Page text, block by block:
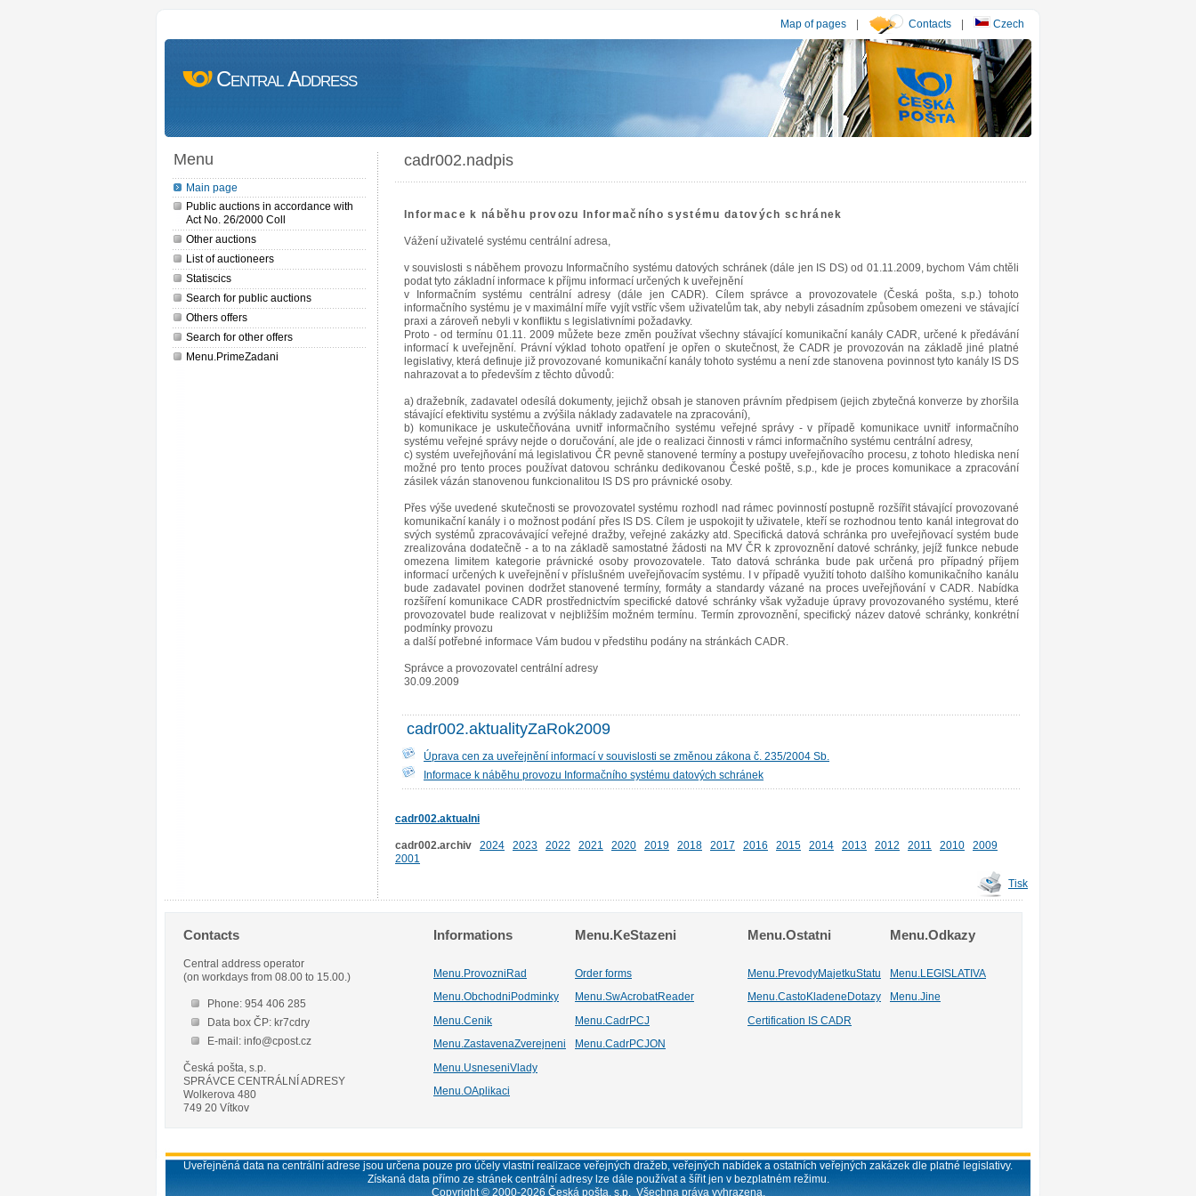
Map of pages | Contacts | Czech
Central Address
Menu
Main page
Public auctions in accordance with
Act No. 26/2000 Coll
Other auctions
List of auctioneers
Statiscics
Search for public auctions
Others offers
Search for other offers
Menu.PrimeZadani
cadr002.nadpis
Informace k náběhu provozu Informačního systému datových schránek
Vážení uživatelé systému centrální adresa,
v souvislosti s náběhem provozu Informačního systému datových schránek (dále jen IS DS) od 01.11.2009, bychom Vám chtěli
podat tyto základní informace k příjmu informací určených k uveřejnění
v Informačním systému centrální adresy (dále jen CADR). Cílem správce a provozovatele (Česká pošta, s.p.) tohoto
informačního systému je v maximální míře vyjít vstříc všem uživatelům tak, aby nebyli zásadním způsobem omezeni ve stávající
praxi a zároveň nebyli v konfliktu s legislativními požadavky.
Proto - od termínu 01.11. 2009 můžete beze změn používat všechny stávající komunikační kanály CADR, určené k předávání
informací k uveřejnění. Právní výklad tohoto opatření je opřen o skutečnost, že CADR je provozován na základě jiné platné
legislativy, která definuje již provozované komunikační kanály tohoto systému a není zde stanovena povinnost tyto kanály IS DS
nahrazovat a to především z těchto důvodů:
a) dražebník, zadavatel odesílá dokumenty, jejichž obsah je stanoven právním předpisem (jejich zbytečná konverze by zhoršila
stávající efektivitu systému a zvýšila náklady zadavatele na zpracování),
b) komunikace je uskutečňována uvnitř informačního systému veřejné správy - v případě komunikace uvnitř informačního
systému veřejné správy nejde o doručování, ale jde o realizaci činnosti v rámci informačního systému centrální adresy,
c) systém uveřejňování má legislativou ČR pevně stanovené termíny a postupy uveřejňovacího procesu, z tohoto hlediska není
možné pro tento proces používat datovou schránku dedikovanou České poště, s.p., kde je proces komunikace a zpracování
zásilek vázán stanovenou funkcionalitou IS DS pro právnické osoby.
Přes výše uvedené skutečnosti se provozovatel systému rozhodl nad rámec povinností postupně rozšířit stávající provozované
komunikační kanály i o možnost podání přes IS DS. Cílem je uspokojit ty uživatele, kteří se rozhodnou tento kanál integrovat do
svých systémů zpracovávající veřejné dražby, veřejné zakázky atd. Specifická datová schránka pro uveřejňovací systém bude
zrealizována dodatečně - a to na základě samostatné žádosti na MV ČR k zprovoznění datové schránky, jejíž funkce nebude
omezena limitem kategorie právnické osoby provozovatele. Tato datová schránka bude pak určená pro případný příjem
informací určených k uveřejnění v příslušném uveřejňovacím systému. I v případě využití tohoto dalšího komunikačního kanálu
bude zadavatel povinen dodržet stanovené termíny, formáty a standardy vázané na proces uveřejňování v CADR. Nabídka
rozšíření komunikace CADR prostřednictvím specifické datové schránky však vyžaduje úpravy provozovaného systému, které
provozovatel bude realizovat v nejbližším možném termínu. Termín zprovoznění, specifický název datové schránky, konkrétní
podmínky provozu
a další potřebné informace Vám budou v předstihu podány na stránkách CADR.
Správce a provozovatel centrální adresy
30.09.2009
cadr002.aktualityZaRok2009
Úprava cen za uveřejnění informací v souvislosti se změnou zákona č. 235/2004 Sb.
Informace k náběhu provozu Informačního systému datových schránek
cadr002.aktualni
cadr002.archiv 2024 2023 2022 2021 2020 2019 2018 2017 2016 2015 2014 2013 2012 2011 2010
2009
2001
Tisk
Contacts
Central address operator
(on workdays from 08.00 to 15.00.)
Phone: 954 406 285
Data box ČP: kr7cdry
E-mail: info@cpost.cz
Česká pošta, s.p.
SPRÁVCE CENTRÁLNÍ ADRESY
Wolkerova 480
749 20 Vítkov
Informations Menu.KeStazeni Menu.Ostatni Menu.Odkazy
Menu.ProvozniRad Order forms Menu.PrevodyMajetkuStatu
Menu.LEGISLATIVA
Menu.ObchodniPodminky
Menu.SwAcrobatReader Menu.CastoKladeneDotazy Menu.Jine
Menu.Cenik Menu.CadrPCJ
Certification IS CADR
Menu.ZastavenaZverejneni
Menu.CadrPCJON
Menu.UsneseniVlady
Menu.OAplikaci
Uveřejněná data na centrální adrese jsou určena pouze pro účely vlastní realizace veřejných dražeb, veřejných nabídek a ostatních veřejných zakázek dle platné legislativy.
Získaná data přímo ze stránek centrální adresy lze dále používat a šířit jen v bezplatném režimu.
Copyright © 2000-2026 Česká pošta, s.p. Všechna práva vyhrazena.